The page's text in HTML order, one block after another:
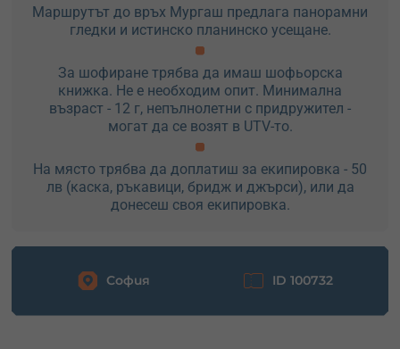
Маршрутът до връх Мургаш предлага панорамни
гледки и истинско планинско усещане.
За шофиране трябва да имаш шофьорска
книжка. Не е необходим опит. Минимална
възраст - 12 г, непълнолетни с придружител -
могат да се возят в UTV-то.
На място трябва да доплатиш за екипировка - 50
лв (каска, ръкавици, бридж и джърси), или да
донесеш своя екипировка.
София ID 100732